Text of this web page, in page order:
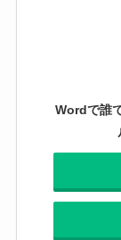
Wordで誰